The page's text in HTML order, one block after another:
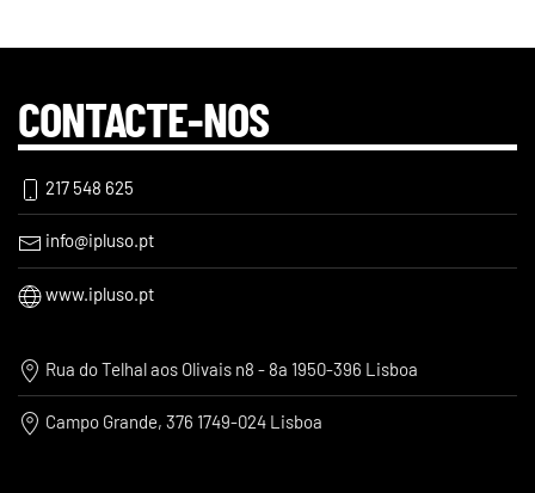
CONTACTE-NOS
217 548 625
info@ipluso.pt
www.ipluso.pt
Rua do Telhal aos Olivais n8 - 8a 1950-396 Lisboa
Campo Grande, 376 1749-024 Lisboa